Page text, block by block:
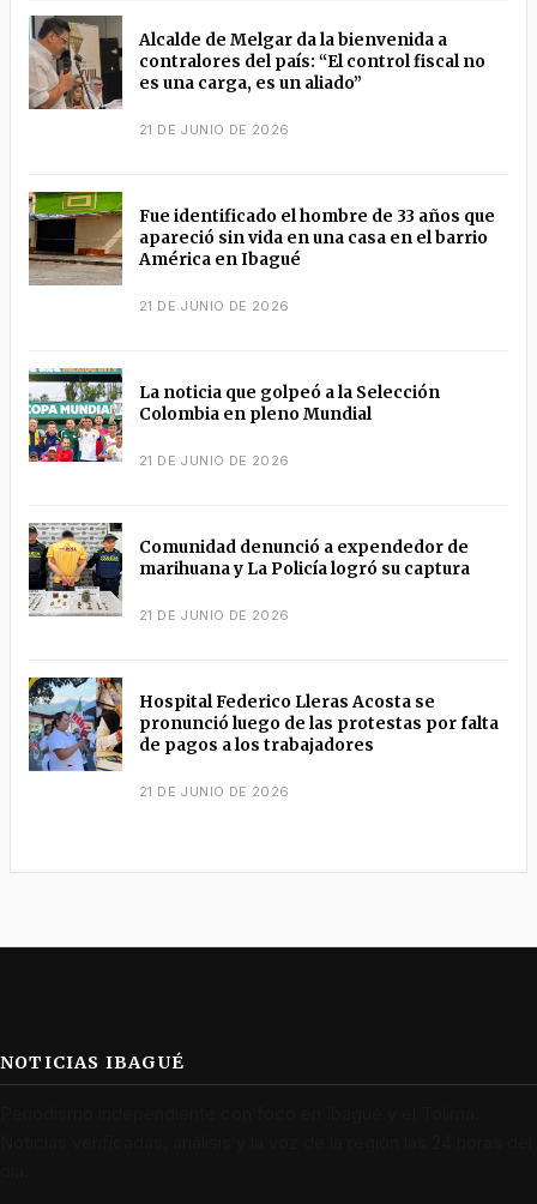
Alcalde de Melgar da la bienvenida a
contralores del país: “El control fiscal no
es una carga, es un aliado”
21 DE JUNIO DE 2026
Fue identificado el hombre de 33 años que
apareció sin vida en una casa en el barrio
América en Ibagué
21 DE JUNIO DE 2026
La noticia que golpeó a la Selección
Colombia en pleno Mundial
21 DE JUNIO DE 2026
Comunidad denunció a expendedor de
marihuana y La Policía logró su captura
21 DE JUNIO DE 2026
Hospital Federico Lleras Acosta se
pronunció luego de las protestas por falta
de pagos a los trabajadores
21 DE JUNIO DE 2026
NOTICIAS IBAGUÉ